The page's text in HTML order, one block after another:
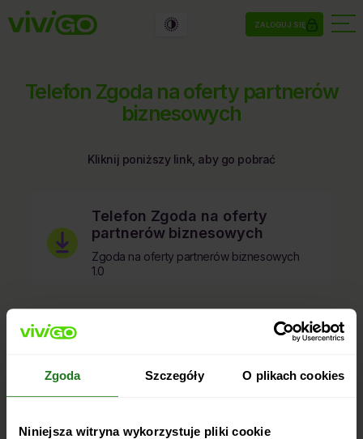
Zgoda Szczegóły O plikach cookies
Niniejsza witryna wykorzystuje pliki cookie
ZALOGUJ SIĘ
Telefon Zgoda na oferty partnerów
biznesowych
Kliknij poniższy link, aby go pobrać
Telefon Zgoda na oferty
partnerów biznesowych
Zgoda na oferty partnerów biznesowych
1.0
kontakt@vivigo.pl
Soboty: 8:00 – 20:00